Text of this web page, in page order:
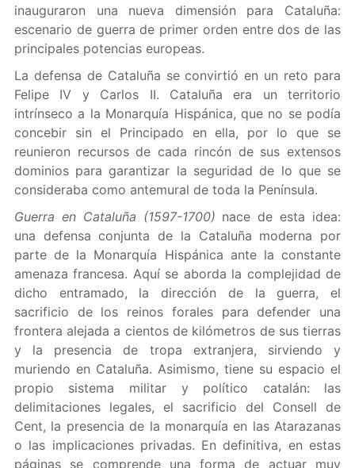
inauguraron una nueva dimensión para Cataluña:
escenario de guerra de primer orden entre dos de las
principales potencias europeas.
La defensa de Cataluña se convirtió en un reto para
Felipe IV y Carlos II. Cataluña era un territorio
intrínseco a la Monarquía Hispánica, que no se podía
concebir sin el Principado en ella, por lo que se
reunieron recursos de cada rincón de sus extensos
dominios para garantizar la seguridad de lo que se
consideraba como antemural de toda la Península.
Guerra en Cataluña (1597-1700) nace de esta idea:
una defensa conjunta de la Cataluña moderna por
parte de la Monarquía Hispánica ante la constante
amenaza francesa. Aquí se aborda la complejidad de
dicho entramado, la dirección de la guerra, el
sacrificio de los reinos forales para defender una
frontera alejada a cientos de kilómetros de sus tierras
y la presencia de tropa extranjera, sirviendo y
muriendo en Cataluña. Asimismo, tiene su espacio el
propio sistema militar y político catalán: las
delimitaciones legales, el sacrificio del Consell de
Cent, la presencia de la monarquía en las Atarazanas
o las implicaciones privadas. En definitiva, en estas
páginas se comprende una forma de actuar muy